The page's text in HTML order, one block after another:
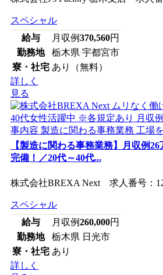
スペシャル
給与
月収例370,560円
勤務地
栃木県 宇都宮市
寮・社宅 あり（無料）
詳しく
見る
【製造に関わる事務業務】月収例
完備！／20代～40代...
株式会社BREXA Next 求人番号：
スペシャル
給与
月収例260,000円
勤務地
栃木県 日光市
寮・社宅 あり
詳しく